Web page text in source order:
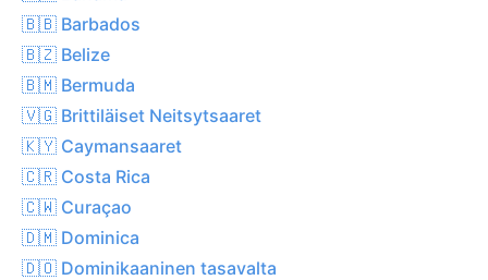
🇧🇧 Barbados
🇧🇿 Belize
🇧🇲 Bermuda
🇻🇬 Brittiläiset Neitsytsaaret
🇰🇾 Caymansaaret
🇨🇷 Costa Rica
🇨🇼 Curaçao
🇩🇲 Dominica
🇩🇴 Dominikaaninen tasavalta